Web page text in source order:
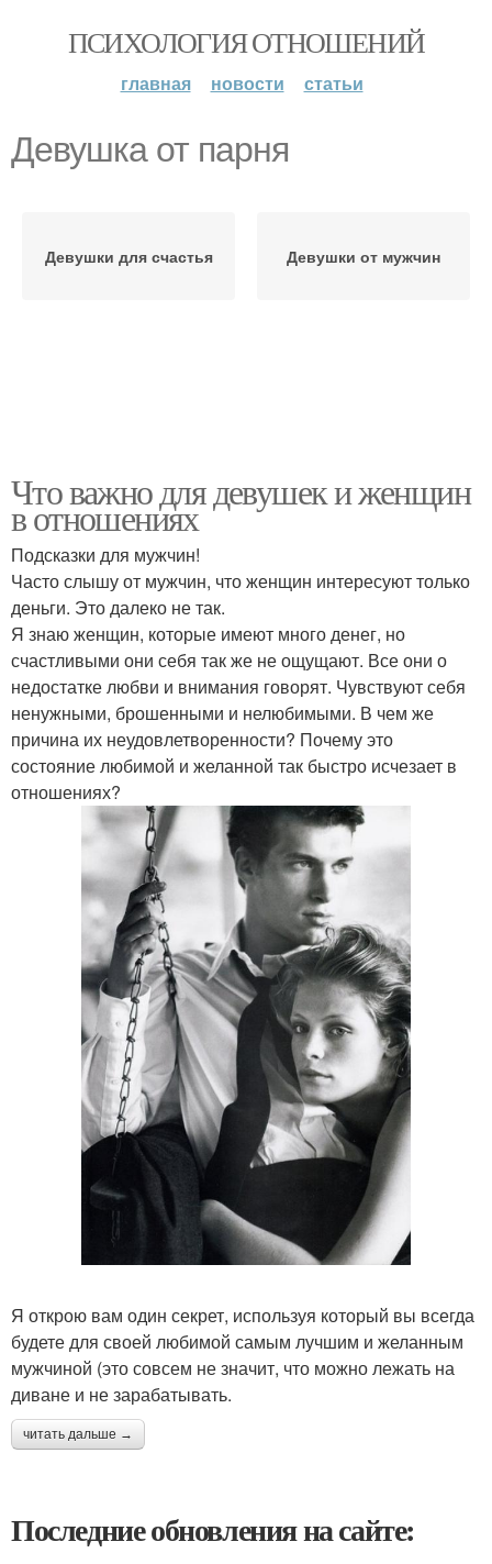
ПСИХОЛОГИЯ ОТНОШЕНИЙ
главная новости статьи
Девушка от парня
Девушки для счастья Девушки от мужчин
Что важно для девушек и женщин
в отношениях
Подсказки для мужчин!
Часто слышу от мужчин, что женщин интересуют только
деньги. Это далеко не так.
Я знаю женщин, которые имеют много денег, но
счастливыми они себя так же не ощущают. Все они о
недостатке любви и внимания говорят. Чувствуют себя
ненужными, брошенными и нелюбимыми. В чем же
причина их неудовлетворенности? Почему это
состояние любимой и желанной так быстро исчезает в
отношениях?
Я открою вам один секрет, используя который вы всегда
будете для своей любимой самым лучшим и желанным
мужчиной (это совсем не значит, что можно лежать на
диване и не зарабатывать.
читать дальше →
Последние обновления на сайте: